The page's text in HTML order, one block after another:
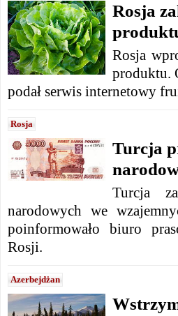
Rosja
Rosja
produktu.
podał serwis internetowy
Rosja
Turcja
Turcja
narodowych we
poinformowało biuro
Rosji.
Azerbejdżan